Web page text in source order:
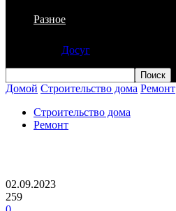
Разное
Досуг
Домой Строительство дома Ремонт
Строительство дома
Ремонт
02.09.2023
259